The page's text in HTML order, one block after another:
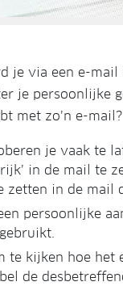
je via een e-
je persoonlijke
met zo’n e-mail?
je vaak te
in de mail te
zetten in de mail
persoonlijke
te kijken hoe
de